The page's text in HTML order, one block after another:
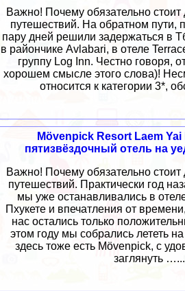
Важно! Почему обязательно стоит
путешествий. На обратном пути,
пару дней решили задержаться в
в райончике Avlabari, в отеле
группу Log Inn. Честно говоря,
хорошем смысле этого слова)!
относится к категории 3*,
Mövenpick Resort Laem
пятизвёздочный отель на
Важно! Почему обязательно стоит
путешествий. Практически год
мы уже останавливались в
Пхукете и впечатления от
нас остались только
этом году мы собрались лететь
здесь тоже есть Mövenpick, с
заглянуть …...